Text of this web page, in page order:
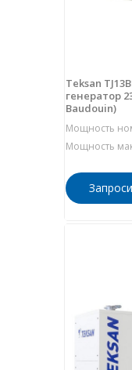
Teksan
генератор
Baudouin)
Мощность
Мощность